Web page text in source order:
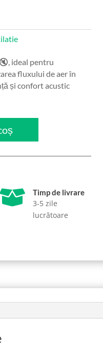
ideal pentru
fluxului de aer în
și confort acustic
 Timp de livrare
3-5 zile
lucrătoare